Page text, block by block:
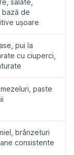
salate,
de
ușoare
pui la
cu ciuperci,
paste
brânzeturi
consistente